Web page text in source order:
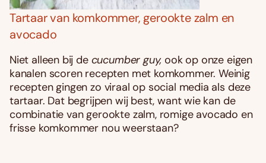
Tartaar van komkommer, gerookte zalm en
avocado
Niet alleen bij de cucumber guy, ook op onze eigen
kanalen scoren recepten met komkommer. Weinig
recepten gingen zo viraal op social media als deze
tartaar. Dat begrijpen wij best, want wie kan de
combinatie van gerookte zalm, romige avocado en
frisse komkommer nou weerstaan?